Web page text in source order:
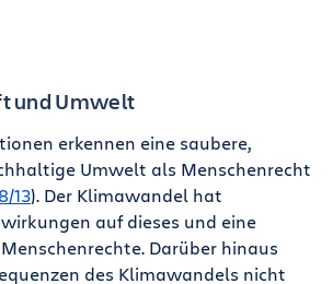
und Umwelt
erkennen eine saubere,
Umwelt als Menschenrecht
13). Der Klimawandel hat
auf dieses und eine
Darüber hinaus
des Klimawandels nicht